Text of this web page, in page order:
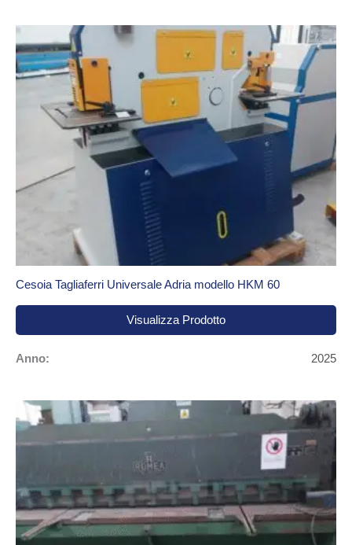
Cesoia Tagliaferri Universale Adria modello HKM 60
Visualizza Prodotto
Anno: 2025